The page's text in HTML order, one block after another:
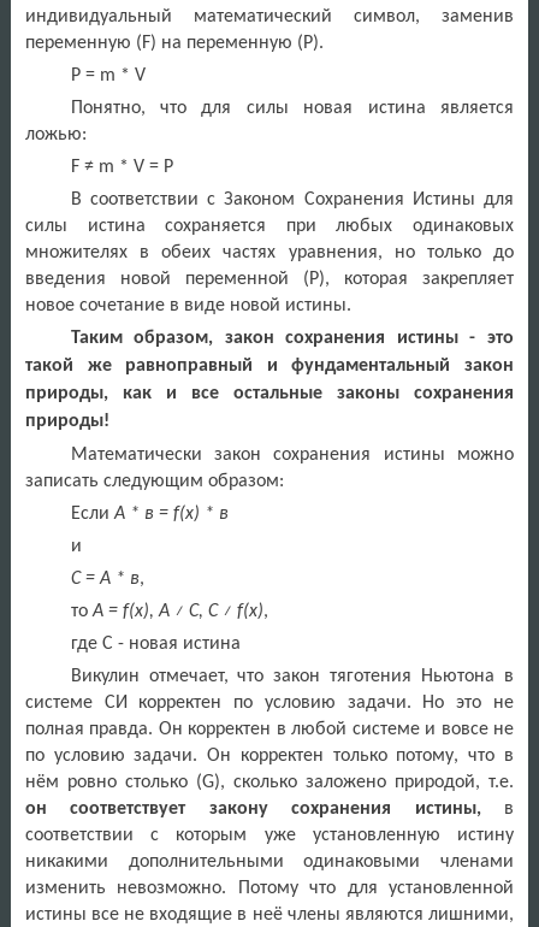
индивидуальный математический символ, заменив
переменную (F) на переменную (Р).
P= m * V
Понятно, что для силы новая истина является
ложью:
F≠ m * V= Р
В соответствии с Законом Сохранения Истины для
силы истина сохраняется при любых одинаковых
множителях в обеих частях уравнения, но только до
введения новой переменной (Р), которая закрепляет
новое сочетание в виде новой истины.
Таким образом,
закон сохранения истины - это
такой же равноправный и фундаментальный закон
природы, как и все остальные законы сохранения
природы!
Математически закон сохранения истины можно
записать следующим образом:
ЕслиА * в = f(x) * в
и
С = А * в,
тоА = f(x), А ≠ С, C ≠ f(x),
где С - новая истина
Викулин отмечает, что закон тяготения Ньютона в
системе СИ корректен по условию задачи. Но это не
полная правда. Он корректен в любой системе и вовсе не
по условию задачи. Он корректен только потому, что в
нём ровно столько (G), сколько заложено природой, т.е.
он соответствует закону сохранения истины, в
соответствии с которым уже установленную истину
никакими дополнительными одинаковыми членами
изменить невозможно. Потому что для установленной
истины все не входящие в неё члены являются лишними,